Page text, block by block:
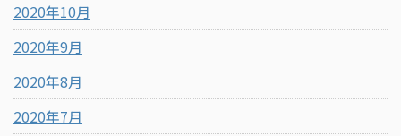
2020年10月
2020年9月
2020年8月
2020年7月